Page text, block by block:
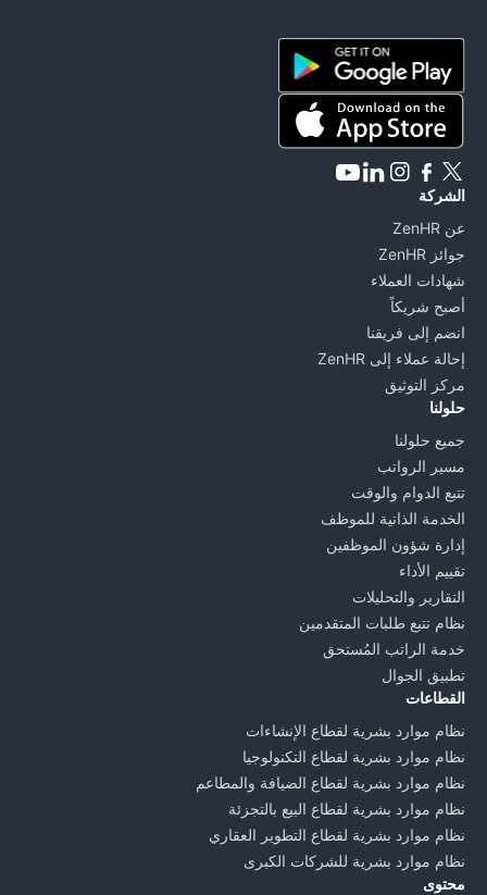
الشركة
عن ZenHR
جوائز ZenHR
شهادات العملاء
أصبح شريكاً
انضم إلى فريقنا
إحالة عملاء إلى ZenHR
مركز التوثيق
حلولنا
جميع حلولنا
مسير الرواتب
تتبع الدوام والوقت
الخدمة الذاتية للموظف
إدارة شؤون الموظفين
تقييم الأداء
التقارير والتحليلات
نظام تتبع طلبات المتقدمين
خدمة الراتب المُستحق
تطبيق الجوال
القطاعات
نظام موارد بشرية لقطاع الإنشاءات
نظام موارد بشرية لقطاع التكنولوجيا
نظام موارد بشرية لقطاع الضيافة والمطاعم
نظام موارد بشرية لقطاع البيع بالتجزئة
نظام موارد بشرية لقطاع التطوير العقاري
نظام موارد بشرية للشركات الكبرى
محتوى